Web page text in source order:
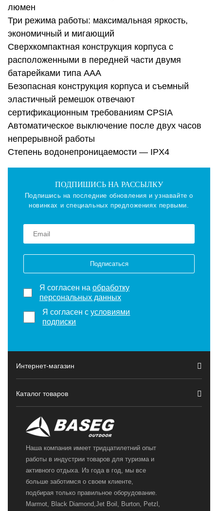
люмен
Три режима работы: максимальная яркость,
экономичный и мигающий
Сверхкомпактная конструкция корпуса с
расположенными в передней части двумя
батарейками типа ААА
Безопасная конструкция корпуса и съемный
эластичный ремешок отвечают
сертификационным требованиям CPSIA
Автоматическое выключение после двух часов
непрерывной работы
Степень водонепроницаемости — IPX4
ПОДПИШИСЬ НА РАССЫЛКУ
Подпишись на последние обновления и узнавайте о
новинках и специальных предложениях первыми.
Подписаться
Я согласен на обработку
персональных данных
Я согласен сусловиями
подписки
Интернет-магазин
Каталог товаров
Наша компания имеет тридцатилетний опыт
работы в индустрии товаров для туризма и
активного отдыха. Из года в год, мы все
больше заботимся о своем клиенте,
подбирая только правильное оборудование.
Marmot, Black Diamond,Jet Boil, Burton, Petzl,